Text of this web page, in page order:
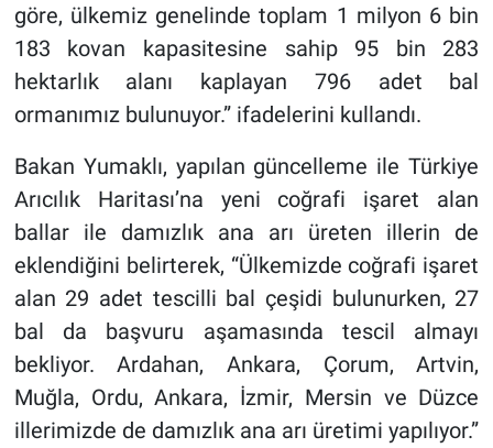
göre, ülkemiz genelinde toplam 1 milyon 6 bin
183
kovan kapasitesine sahip 95 bin 283
hektarlık alanı kaplayan 796 adet bal
ormanımız bulunuyor.” ifadelerini kullandı.
Bakan Yumaklı, yapılan güncelleme ile Türkiye
Arıcılık Haritası’na yeni coğrafi işaret alan
ballar ile damızlık ana arı üreten illerin de
eklendiğini belirterek, “Ülkemizde coğrafi işaret
alan 29 adet tescilli bal çeşidi bulunurken, 27
bal da başvuru aşamasında tescil almayı
bekliyor. Ardahan, Ankara, Çorum, Artvin,
Muğla, Ordu, Ankara, İzmir, Mersin ve Düzce
illerimizde de damızlık ana arı üretimi yapılıyor.”